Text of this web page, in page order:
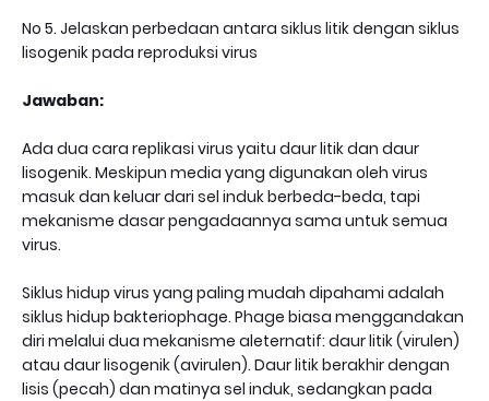
No 5. Jelaskan perbedaan antara siklus litik dengan siklus
lisogenik pada reproduksi virus
Jawaban:
Ada dua cara replikasi virus yaitu daur litik dan daur
lisogenik. Meskipun media yang digunakan oleh virus
masuk dan keluar dari sel induk berbeda-beda, tapi
mekanisme dasar pengadaannya sama untuk semua
virus.
Siklus hidup virus yang paling mudah dipahami adalah
siklus hidup bakteriophage. Phage biasa menggandakan
diri melalui dua mekanisme aleternatif: daur litik (virulen)
atau daur lisogenik (avirulen). Daur litik berakhir dengan
lisis (pecah) dan matinya sel induk, sedangkan pada